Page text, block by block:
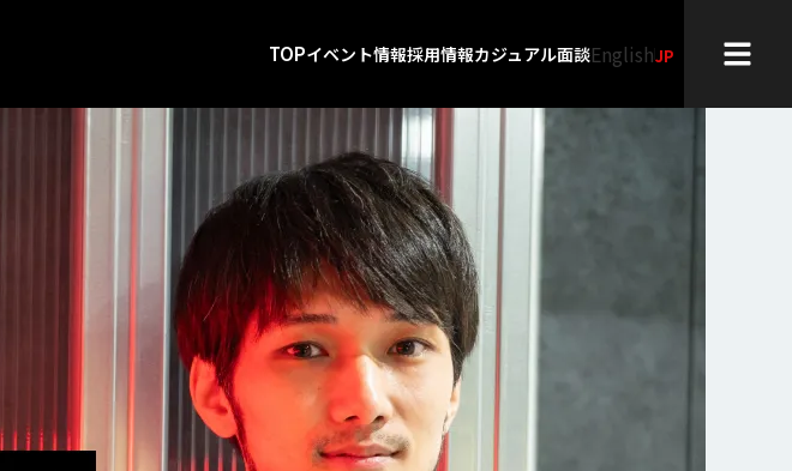
TOPイベント情報採用情報カジュアル面談English